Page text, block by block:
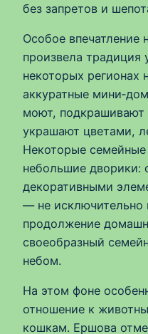
без запретов и
Особое впечатление
произвела традиция
некоторых регионах
аккуратные
моют, подкрашивают
украшают цветами,
Некоторые
небольшие дворики:
декоративными
— не исключительно
продолжение
своеобразный
небом.
На этом фоне
отношение к
кошкам. Ершова